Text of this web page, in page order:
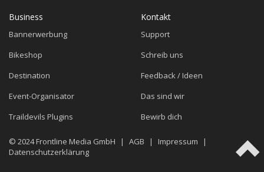
Business
Bannerwerbung
Bikeshop
Destination
Event-Organisator
Traildevils Plugins
Kontakt
Support
Schreib uns
Feedback / Ideen
Das sind wir
Bewirb dich
© 2024Frontline Media GmbH | AGB | Impressum
|
Datenschutzerklärung